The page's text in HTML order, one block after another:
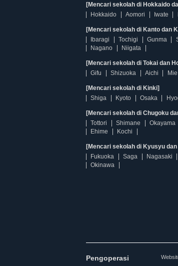
[Mencari sekolah di Hokkaido
Hokkaido
Aomori Iwate
[Mencari sekolah di Kanto dan
Ibaragi
Tochigi Gunma
Nagano
Niigata
[Mencari sekolah di Tokai dan
Gifu
Shizuoka Aichi Mie
[Mencari sekolah di Kinki]
Shiga
Kyoto Osaka
[Mencari sekolah di Chugoku
Tottori
Shimane Okayama
Ehime
Kochi
[Mencari sekolah di Kyusyu
Fukuoka
Saga Nagasaki
Okinawa
Pengoperasi